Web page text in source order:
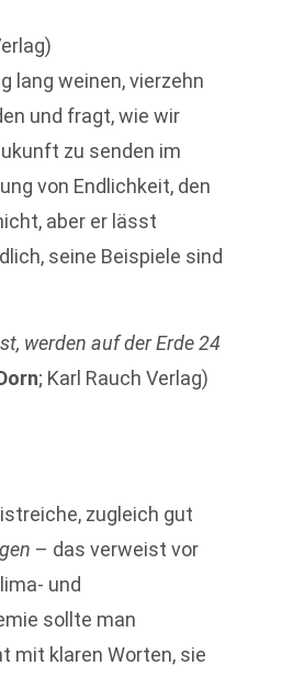
lang weinen, vierzehn
und fragt, wie wir
zu senden im
von Endlichkeit, den
aber er lässt
seine Beispiele sind
werden auf der Erde 24
; Karl Rauch Verlag)
zugleich gut
– das verweist vor
und
sollte man
mit klaren Worten, sie